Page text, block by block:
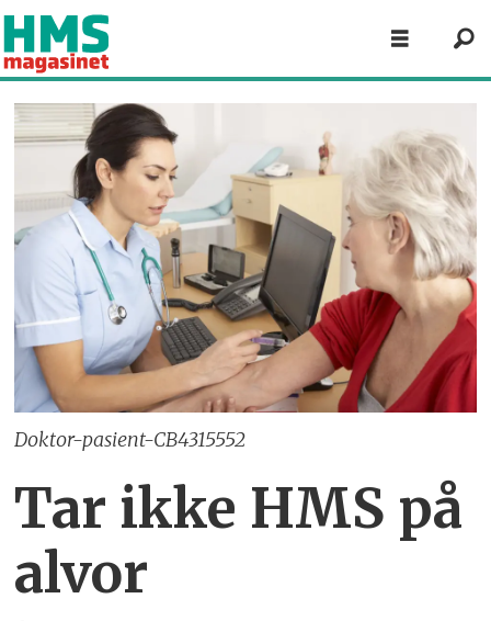
Doktor-pasient-CB4315552
Tar ikke HMS på
alvor